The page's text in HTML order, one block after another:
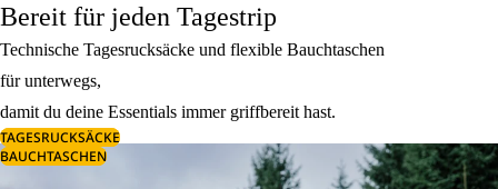
Bereit für jeden Tagestrip
Technische Tagesrucksäcke und flexible Bauchtaschen
für unterwegs,
damit du deine Essentials immer griffbereit hast.
TAGESRUCKSÄCKE
BAUCHTASCHEN